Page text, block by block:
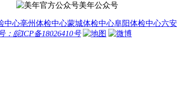
美年公众号
中心亳州体检中心蒙城体检中心阜阳体检中心六
：皖ICP备18026410号